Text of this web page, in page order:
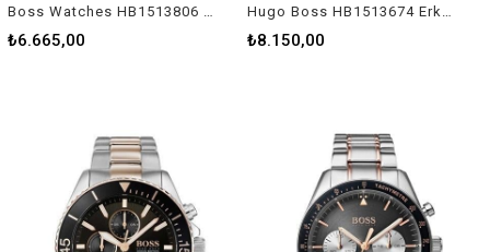
Boss Watches HB1513806 Erkek Kol Saati
₺6.665,00
Hugo Boss HB1513674 Erkek Kol Saati
₺8.150,00